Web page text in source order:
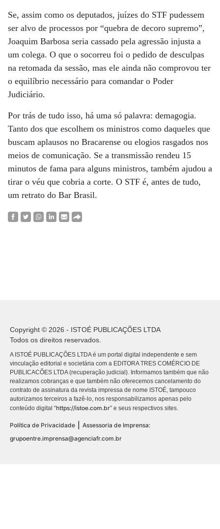
Se, assim como os deputados, juízes do STF pudessem
ser alvo de processos por “quebra de decoro supremo”,
Joaquim Barbosa seria cassado pela agressão injusta a
um colega. O que o socorreu foi o pedido de desculpas
na retomada da sessão, mas ele ainda não comprovou ter
o equilíbrio necessário para comandar o Poder
Judiciário.
Por trás de tudo isso, há uma só palavra: demagogia.
Tanto dos que escolhem os ministros como daqueles que
buscam aplausos no Bracarense ou elogios rasgados nos
meios de comunicação. Se a transmissão rendeu 15
minutos de fama para alguns ministros, também ajudou a
tirar o véu que cobria a corte. O STF é, antes de tudo,
um retrato do Bar Brasil.
Copyright © 2026 - ISTOÉ PUBLICAÇÕES LTDA
Todos os direitos reservados.
A ISTOÉ PUBLICAÇÕES LTDA é um portal digital independente e sem
vinculação editorial e societária com a EDITORA TRES COMÉRCIO DE
PUBLICACÕES LTDA (recuperação judicial). Informamos também que não
realizamos cobranças e que também não oferecemos cancelamento do
contrato de assinatura da revista impressa de nome ISTOÉ, tampouco
autorizamos terceiros a fazê-lo, nos responsabilizamos apenas pelo
conteúdo digital “https://istoe.com.br” e seus respectivos sites.
Política de Privacidade
Assessoria de Imprensa:
grupoentre.imprensa@agenciafr.com.br